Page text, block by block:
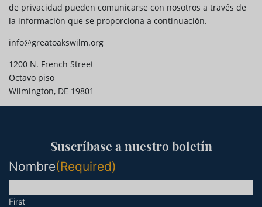
de privacidad pueden comunicarse con nosotros a través de
la información que se proporciona a continuación.
info@greatoakswilm.org
1200 N. French Street
Octavo piso
Wilmington, DE 19801
Suscríbase a nuestro boletín
Nombre(Required)
First